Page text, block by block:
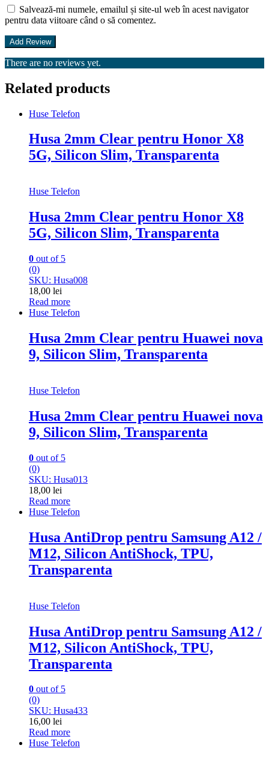
Salvează-mi numele, emailul și site-ul web în acest navigator
pentru data viitoare când o să comentez.
There are no reviews yet.
Related products
Huse Telefon
Husa 2mm Clear pentru Honor X8
5G, Silicon Slim, Transparenta
Huse Telefon
Husa 2mm Clear pentru Honor X8
5G, Silicon Slim, Transparenta
0 out of 5
(0)
SKU: Husa008
18,00 lei
Read more
Huse Telefon
Husa 2mm Clear pentru Huawei nova
9, Silicon Slim, Transparenta
Huse Telefon
Husa 2mm Clear pentru Huawei nova
9, Silicon Slim, Transparenta
0 out of 5
(0)
SKU: Husa013
18,00 lei
Read more
Huse Telefon
Husa AntiDrop pentru Samsung A12 /
M12, Silicon AntiShock, TPU,
Transparenta
Huse Telefon
Husa AntiDrop pentru Samsung A12 /
M12, Silicon AntiShock, TPU,
Transparenta
0 out of 5
(0)
SKU: Husa433
16,00 lei
Read more
Huse Telefon